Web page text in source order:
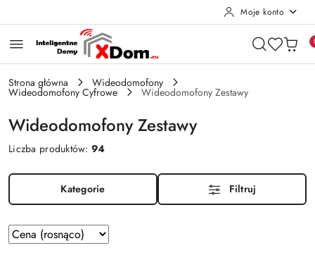
Moje konto
Strona główna Wideodomofony
Wideodomofony Cyfrowe Wideodomofony Zestawy
Wideodomofony Zestawy
Liczba produktów:94
Kategorie Filtruj
Zastosowano
sortowanie:
Sortuj
według